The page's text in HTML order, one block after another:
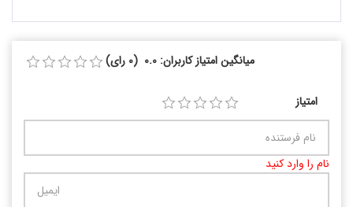
میانگین امتیاز کاربران: 0.0 (0 رای)
امتیاز
نام را وارد کنید